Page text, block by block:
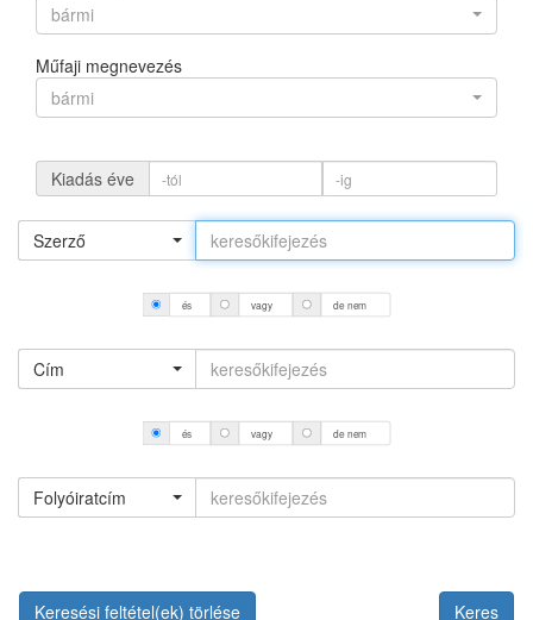
bármi
Műfaji megnevezés
bármi
Kiadás éve
Szerző
és vagy de nem
Cím
és vagy de nem
Folyóiratcím
Keresési feltétel(ek) törlése